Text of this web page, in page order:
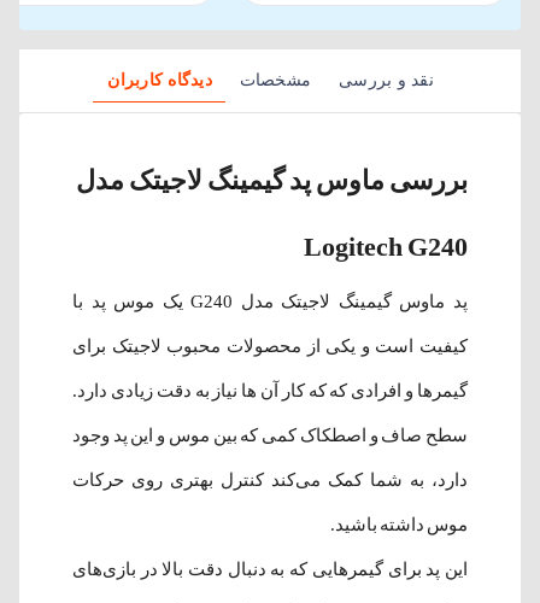
نقد و بررسی مشخصات دیدگاه کاربران
بررسی ماوس پد گیمینگ لاجیتک مدل
Logitech G240
پد ماوس گیمینگ لاجیتک مدل G240 یک موس پد با
کیفیت است و یکی از محصولات محبوب لاجیتک برای
گیمرها و افرادی که که کار آن ها نیاز به دقت زیادی دارد.
سطح صاف و اصطکاک کمی که بین موس و این پد وجود
دارد، به شما کمک می‌کند کنترل بهتری روی حرکات
موس داشته باشید.
این پد برای گیمرهایی که به دنبال دقت بالا در بازی‌های